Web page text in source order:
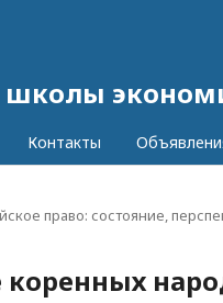
Контакты
право: состояние,
коренных